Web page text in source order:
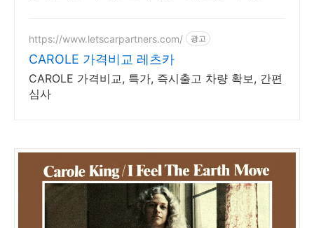
https://www.letscarpartners.com/ 광고
CAROLE 가격비교 레츠카
CAROLE 가격비교, 특가, 즉시출고 차량 확보, 간편
심사